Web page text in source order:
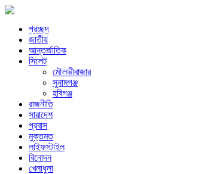
প্রচ্ছদ
জাতীয়
আন্তর্জাতিক
সিলেট
মৌলভীবাজার
সুনামগঞ্জ
হবিগঞ্জ
রাজনীতি
সারাদেশ
প্রবাস
মুক্তমত
লাইফস্টাইল
বিনোদন
খেলাধুলা